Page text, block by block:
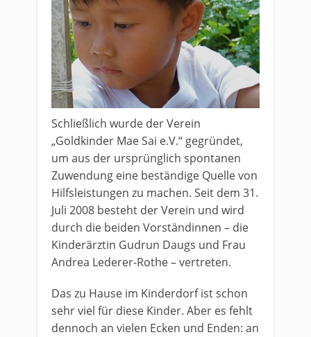
Schließlich wurde der Verein
„Goldkinder Mae Sai e.V.“ gegründet,
um aus der ursprünglich spontanen
Zuwendung eine beständige Quelle von
Hilfsleistungen zu machen. Seit dem 31.
Juli 2008 besteht der Verein und wird
durch die beiden Vorständinnen – die
Kinderärztin Gudrun Daugs und Frau
Andrea Lederer-Rothe – vertreten.
Das zu Hause im Kinderdorf ist schon
sehr viel für diese Kinder. Aber es fehlt
dennoch an vielen Ecken und Enden: an